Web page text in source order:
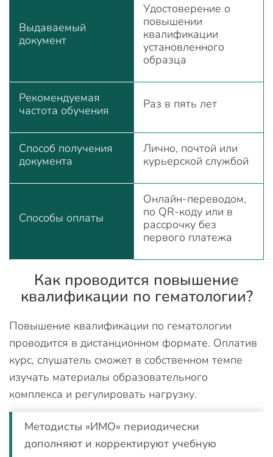
Выдаваемый
документ
Удостоверение о
повышении
квалификации
установленного
образца
Рекомендуемая
частота обучения
Раз в пять лет
Способ получения
документа
Лично, почтой или
курьерской службой
Способы оплаты
Онлайн-переводом,
по QR-коду или в
рассрочку без
первого платежа
Как проводится повышение
квалификации по гематологии?
Повышение квалификации по гематологии
проводится в дистанционном формате. Оплатив
курс, слушатель сможет в собственном темпе
изучать материалы образовательного
комплекса и регулировать нагрузку.
Методисты «ИМО» периодически
дополняют и корректируют учебную